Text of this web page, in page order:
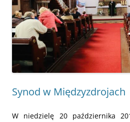
Synod w Międzyzdrojach
W niedzielę 20 października